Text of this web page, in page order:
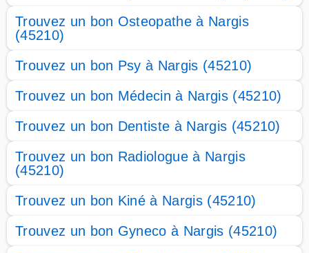
Trouvez un bon Osteopathe à Nargis
(45210)
Trouvez un bon Psy à Nargis (45210)
Trouvez un bon Médecin à Nargis (45210)
Trouvez un bon Dentiste à Nargis (45210)
Trouvez un bon Radiologue à Nargis
(45210)
Trouvez un bon Kiné à Nargis (45210)
Trouvez un bon Gyneco à Nargis (45210)